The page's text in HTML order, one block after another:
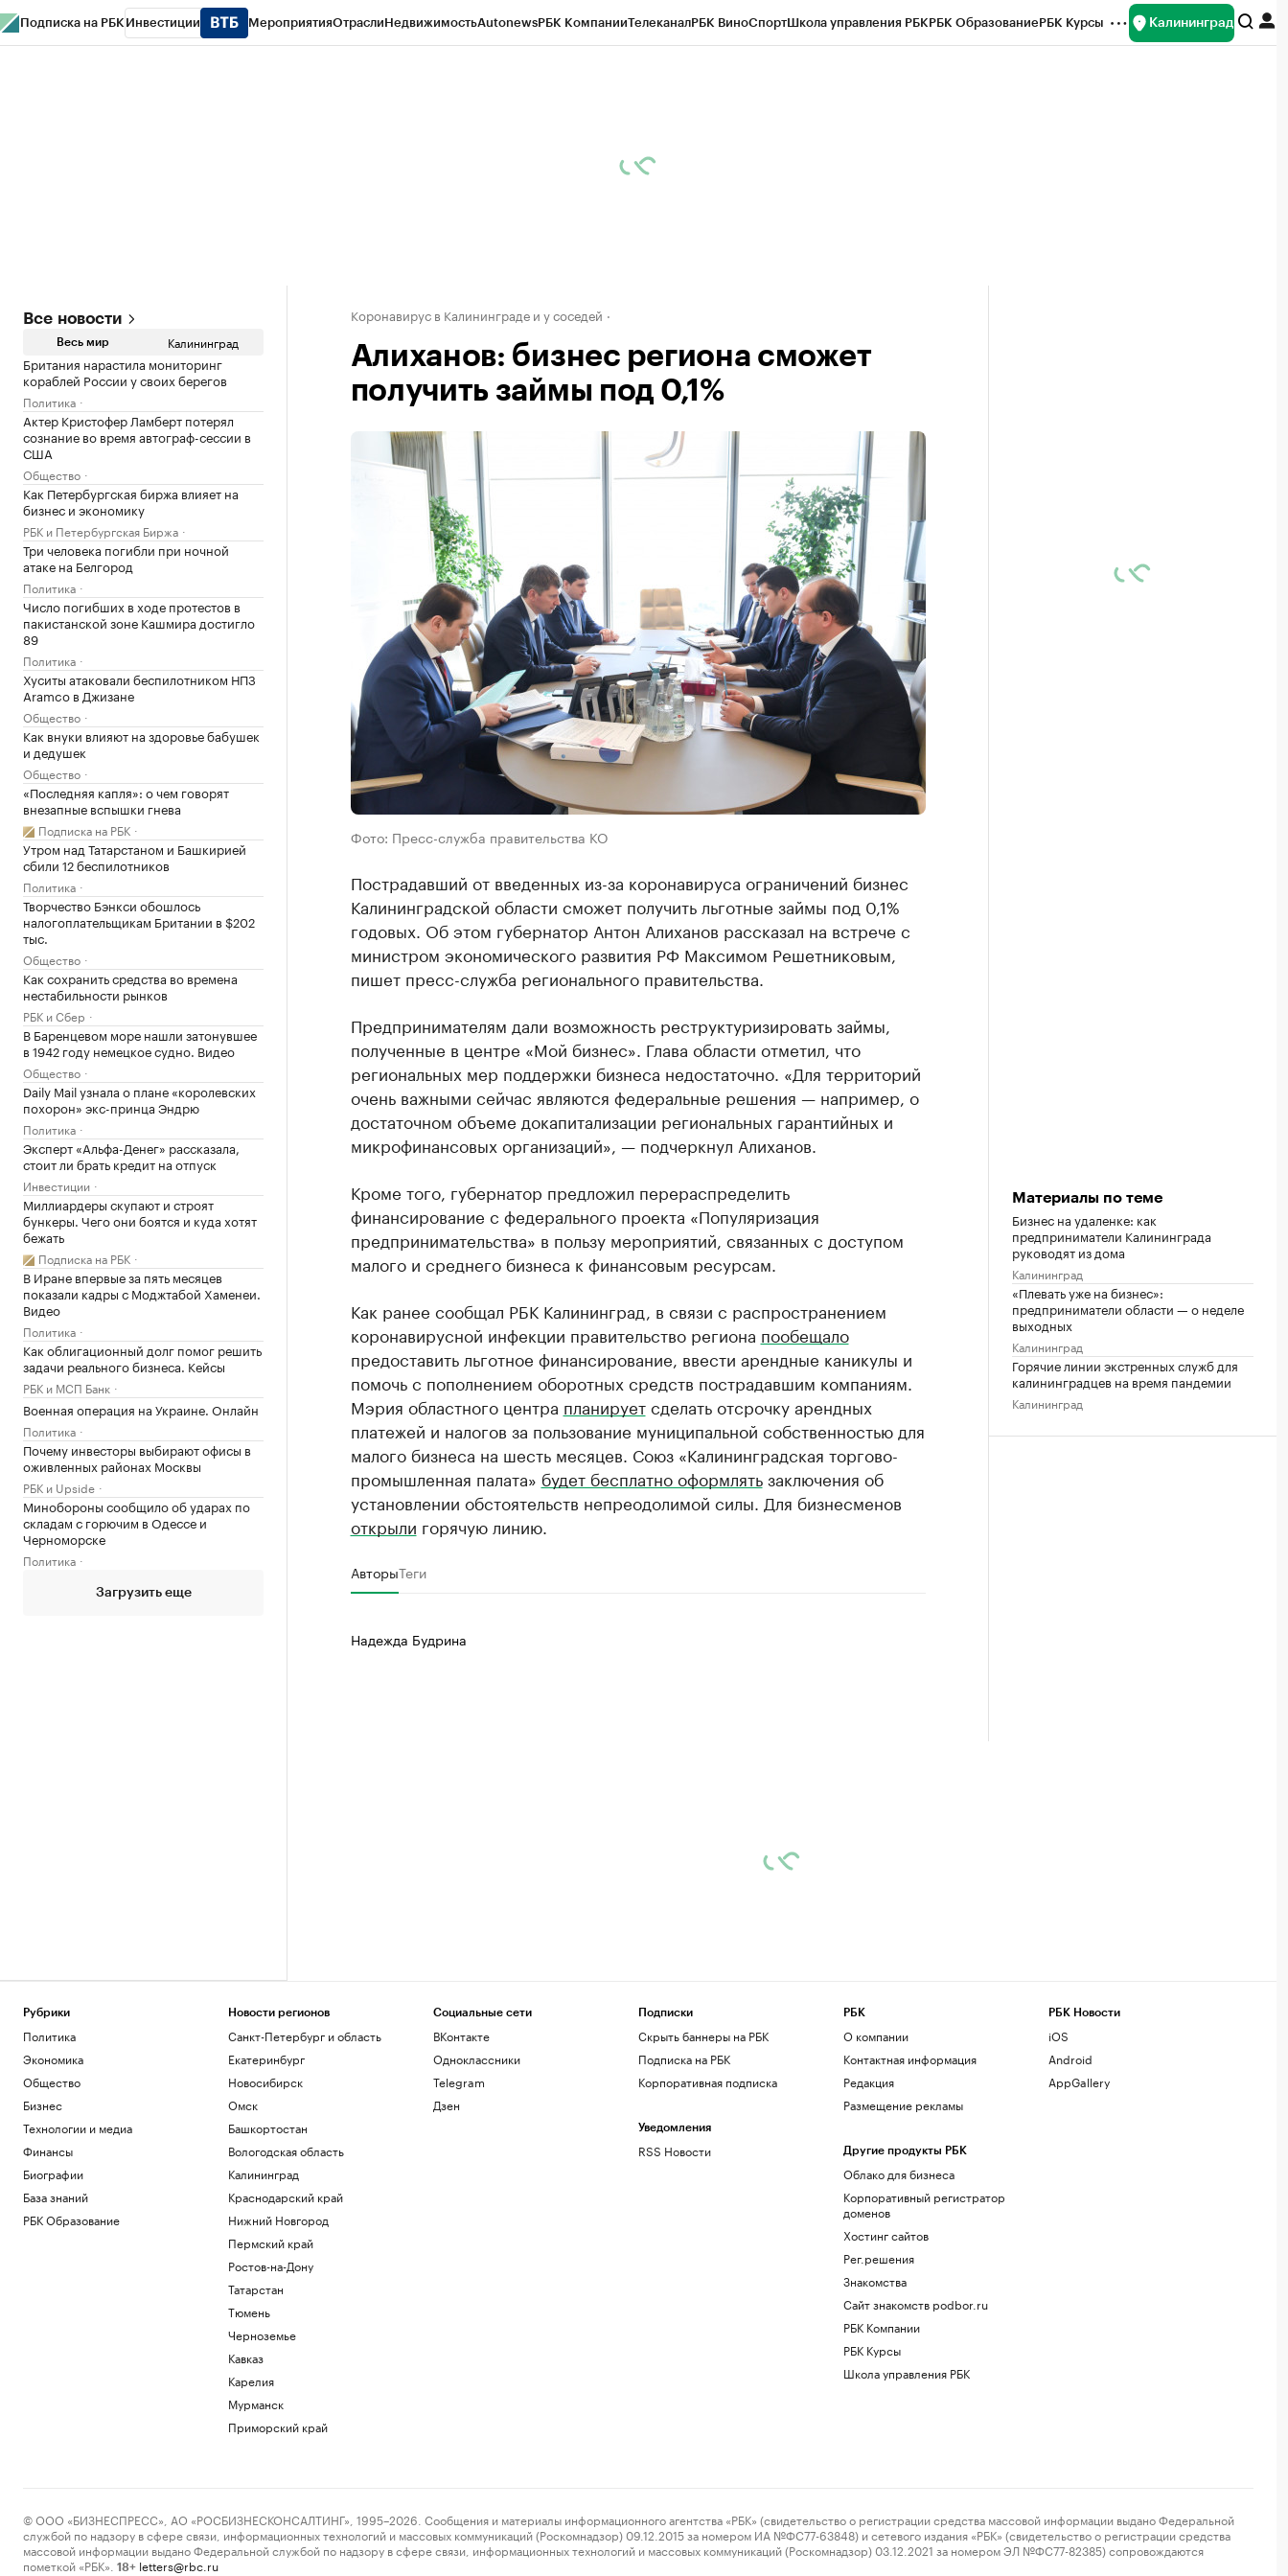
Подписка на РБК Инвестиции МероприятияОтраслиНедвижимостьAutonewsРБК КомпанииТелеканалРБК ВиноСпортШкола управления РБКРБК ОбразованиеРБК Курсы Калининград
Все новости
Весь мир Калининград
Британия нарастила мониторинг
кораблей России у своих берегов
Политика
Актер Кристофер Ламберт потерял
сознание во время автограф-сессии в
США
Общество
Как Петербургская биржа влияет на
бизнес и экономику
РБК и Петербургская Биржа
Три человека погибли при ночной
атаке на Белгород
Политика
Число погибших в ходе протестов в
пакистанской зоне Кашмира достигло
89
Политика
Хуситы атаковали беспилотником НПЗ
Aramco в Джизане
Общество
Как внуки влияют на здоровье бабушек
и дедушек
Общество
«Последняя капля»: о чем говорят
внезапные вспышки гнева
Подписка на РБК
Утром над Татарстаном и Башкирией
сбили 12 беспилотников
Политика
Творчество Бэнкси обошлось
налогоплательщикам Британии в $202
тыс.
Общество
Как сохранить средства во времена
нестабильности рынков
РБК и Сбер
В Баренцевом море нашли затонувшее
в 1942 году немецкое судно. Видео
Общество
Daily Mail узнала о плане «королевских
похорон» экс-принца Эндрю
Политика
Эксперт «Альфа-Денег» рассказала,
стоит ли брать кредит на отпуск
Инвестиции
Миллиардеры скупают и строят
бункеры. Чего они боятся и куда хотят
бежать
Подписка на РБК
В Иране впервые за пять месяцев
показали кадры с Моджтабой Хаменеи.
Видео
Политика
Как облигационный долг помог решить
задачи реального бизнеса. Кейсы
РБК и МСП Банк
Военная операция на Украине. Онлайн
Политика
Почему инвесторы выбирают офисы в
оживленных районах Москвы
РБК и Upside
Минобороны сообщило об ударах по
складам с горючим в Одессе и
Черноморске
Политика
Загрузить еще
Коронавирус в Калининграде и у соседей
Алиханов: бизнес региона сможет
получить займы под 0,1%
Фото: Пресс-служба правительства КО
Пострадавший от введенных из-за коронавируса ограничений бизнес
Калининградской области сможет получить льготные займы под 0,1%
годовых. Об этом губернатор Антон Алиханов рассказал на встрече с
министром экономического развития РФ Максимом Решетниковым,
пишет пресс-служба регионального правительства.
Предпринимателям дали возможность реструктуризировать займы,
полученные в центре «Мой бизнес». Глава области отметил, что
региональных мер поддержки бизнеса недостаточно. «Для территорий
очень важными сейчас являются федеральные решения — например, о
достаточном объеме докапитализации региональных гарантийных и
микрофинансовых организаций», — подчеркнул Алиханов.
Кроме того, губернатор предложил перераспределить
финансирование с федерального проекта «Популяризация
предпринимательства» в пользу мероприятий, связанных с доступом
малого и среднего бизнеса к финансовым ресурсам.
Как ранее сообщал РБК Калининград, в связи с распространением
коронавирусной инфекции правительство региона пообещало
предоставить льготное финансирование, ввести арендные каникулы и
помочь с пополнением оборотных средств пострадавшим компаниям.
Мэрия областного центра планируетсделать отсрочку арендных
платежей и налогов за пользование муниципальной собственностью для
малого бизнеса на шесть месяцев. Союз «Калининградская торгово-
промышленная палата» будет бесплатно оформлятьзаключения об
установлении обстоятельств непреодолимой силы. Для бизнесменов
открыли горячую линию.
АвторыТеги
Надежда Будрина
Материалы по теме
Бизнес на удаленке: как
предприниматели Калининграда
руководят из дома
Калининград
«Плевать уже на бизнес»:
предприниматели области — о неделе
выходных
Калининград
Горячие линии экстренных служб для
калининградцев на время пандемии
Калининград
Рубрики
Политика
Экономика
Общество
Бизнес
Технологии и медиа
Финансы
Биографии
База знаний
РБК Образование
Новости регионов
Санкт-Петербург и область
Екатеринбург
Новосибирск
Омск
Башкортостан
Вологодская область
Калининград
Краснодарский край
Нижний Новгород
Пермский край
Ростов-на-Дону
Татарстан
Тюмень
Черноземье
Кавказ
Карелия
Мурманск
Приморский край
Социальные сети
ВКонтакте
Одноклассники
Telegram
Дзен
Подписки
Скрыть баннеры на РБК
Подписка на РБК
Корпоративная подписка
Уведомления
RSS Новости
РБК
О компании
Контактная информация
Редакция
Размещение рекламы
Другие продукты РБК
Облако для бизнеса
Корпоративный регистратор
доменов
Хостинг сайтов
Рег.решения
Знакомства
Сайт знакомств podbor.ru
РБК Компании
РБК Курсы
Школа управления РБК
РБК Новости
iOS
Android
AppGallery
© ООО «БИЗНЕСПРЕСС», АО «РОСБИЗНЕСКОНСАЛТИНГ», 1995–2026. Сообщения и материалы информационного агентства «РБК» (свидетельство о регистрации средства массовой информации выдано Федеральной
службой по надзору в сфере связи, информационных технологий и массовых коммуникаций (Роскомнадзор) 09.12.2015 за номером ИА №ФС77-63848) и сетевого издания «РБК» (свидетельство о регистрации средства
массовой информации выдано Федеральной службой по надзору в сфере связи, информационных технологий и массовых коммуникаций (Роскомнадзор) 03.12.2021 за номером ЭЛ №ФС77-82385) сопровождаются
пометкой «РБК».
18+ letters@rbc.ru